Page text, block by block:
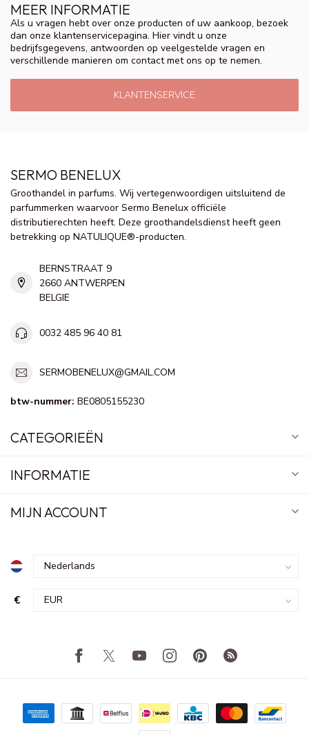
MEER INFORMATIE
Als u vragen hebt over onze producten of uw aankoop, bezoek
dan onze klantenservicepagina. Hier vindt u onze
bedrijfsgegevens, antwoorden op veelgestelde vragen en
verschillende manieren om contact met ons op te nemen.
KLANTENSERVICE
SERMO BENELUX
Groothandel in parfums. Wij vertegenwoordigen uitsluitend de
parfummerken waarvoor Sermo Benelux officiële
distributierechten heeft. Deze groothandelsdienst heeft geen
betrekking op NATULIQUE®-producten.
BERNSTRAAT 9
2660 ANTWERPEN
BELGIE
0032 485 96 40 81
SERMOBENELUX@GMAIL.COM
btw-nummer: BE0805155230
CATEGORIEËN
INFORMATIE
MIJN ACCOUNT
€